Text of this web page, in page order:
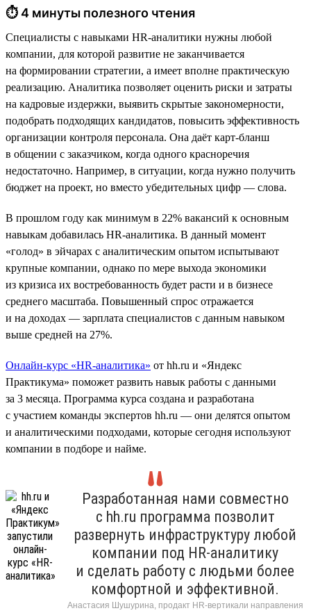
⏱ 4 минуты полезного чтения
Специалисты с навыками HR-аналитики нужны любой
компании, для которой развитие не заканчивается
на формировании стратегии, а имеет вполне практическую
реализацию. Аналитика позволяет оценить риски и затраты
на кадровые издержки, выявить скрытые закономерности,
подобрать подходящих кандидатов, повысить эффективность
организации контроля персонала. Она даёт карт-бланш
в общении с заказчиком, когда одного красноречия
недостаточно. Например, в ситуации, когда нужно получить
бюджет на проект, но вместо убедительных цифр — слова.
В прошлом году как минимум в 22% вакансий к основным
навыкам добавилась HR-аналитика. В данный момент
«голод» в эйчарах с аналитическим опытом испытывают
крупные компании, однако по мере выхода экономики
из кризиса их востребованность будет расти и в бизнесе
среднего масштаба. Повышенный спрос отражается
и на доходах — зарплата специалистов с данным навыком
выше средней на 27%.
Онлайн-курс «HR-аналитика» от hh.ru и «Яндекс
Практикума» поможет развить навык работы с данными
за 3 месяца. Программа курса создана и разработана
с участием команды экспертов hh.ru — они делятся опытом
и аналитическими подходами, которые сегодня используют
компании в подборе и найме.
Разработанная нами совместно
с hh.ru программа позволит
развернуть инфраструктуру любой
компании под HR-аналитику
и сделать работу с людьми более
комфортной и эффективной.
Анастасия Шушурина, продакт HR-вертикали направления